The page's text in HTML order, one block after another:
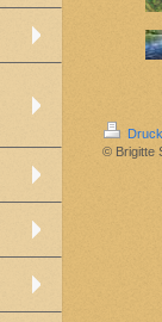
© Brigitte